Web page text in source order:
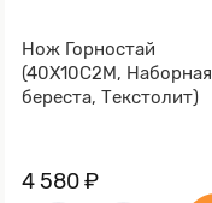
Нож Горностай
(40Х10С2М, Наборная
береста, Текстолит)
4 580 ₽